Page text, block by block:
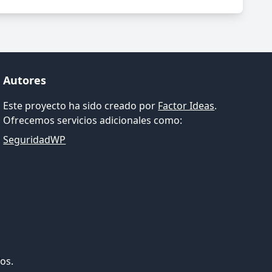
Autores
Este proyecto ha sido creado por Factor Ideas.
Ofrecemos servicios adicionales como:
SeguridadWP